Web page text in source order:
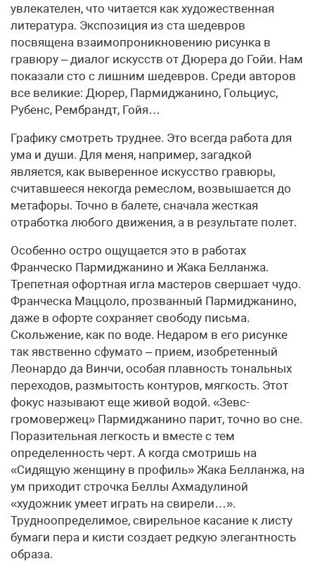
увлекателен, что читается как художественная
литература. Экспозиция из ста шедевров
посвящена взаимопроникновению рисунка в
гравюру – диалог искусств от Дюрера до Гойи. Нам
показали сто с лишним шедевров. Среди авторов
все великие: Дюрер, Пармиджанино, Гольциус,
Рубенс, Рембрандт, Гойя…
Графику смотреть труднее. Это всегда работа для
ума и души. Для меня, например, загадкой
является, как выверенное искусство гравюры,
считавшееся некогда ремеслом, возвышается до
метафоры. Точно в балете, сначала жесткая
отработка любого движения, а в результате полет.
Особенно остро ощущается это в работах
Франческо Пармиджанино и Жака Белланжа.
Трепетная офортная игла мастеров свершает чудо.
Франческа Маццоло, прозванный Пармиджанино,
даже в офорте сохраняет свободу письма.
Скольжение, как по воде. Недаром в его рисунке
так явственно сфумато – прием, изобретенный
Леонардо да Винчи, особая плавность тональных
переходов, размытость контуров, мягкость. Этот
фокус называют еще живой водой. «Зевс-
громовержец» Пармиджанино парит, точно во сне.
Поразительная легкость и вместе с тем
определенность черт. А когда смотришь на
«Сидящую женщину в профиль» Жака Белланжа, на
ум приходит строчка Беллы Ахмадулиной
«художник умеет играть на свирели…».
Трудноопределимое, свирельное касание к листу
бумаги пера и кисти создает редкую элегантность
образа.